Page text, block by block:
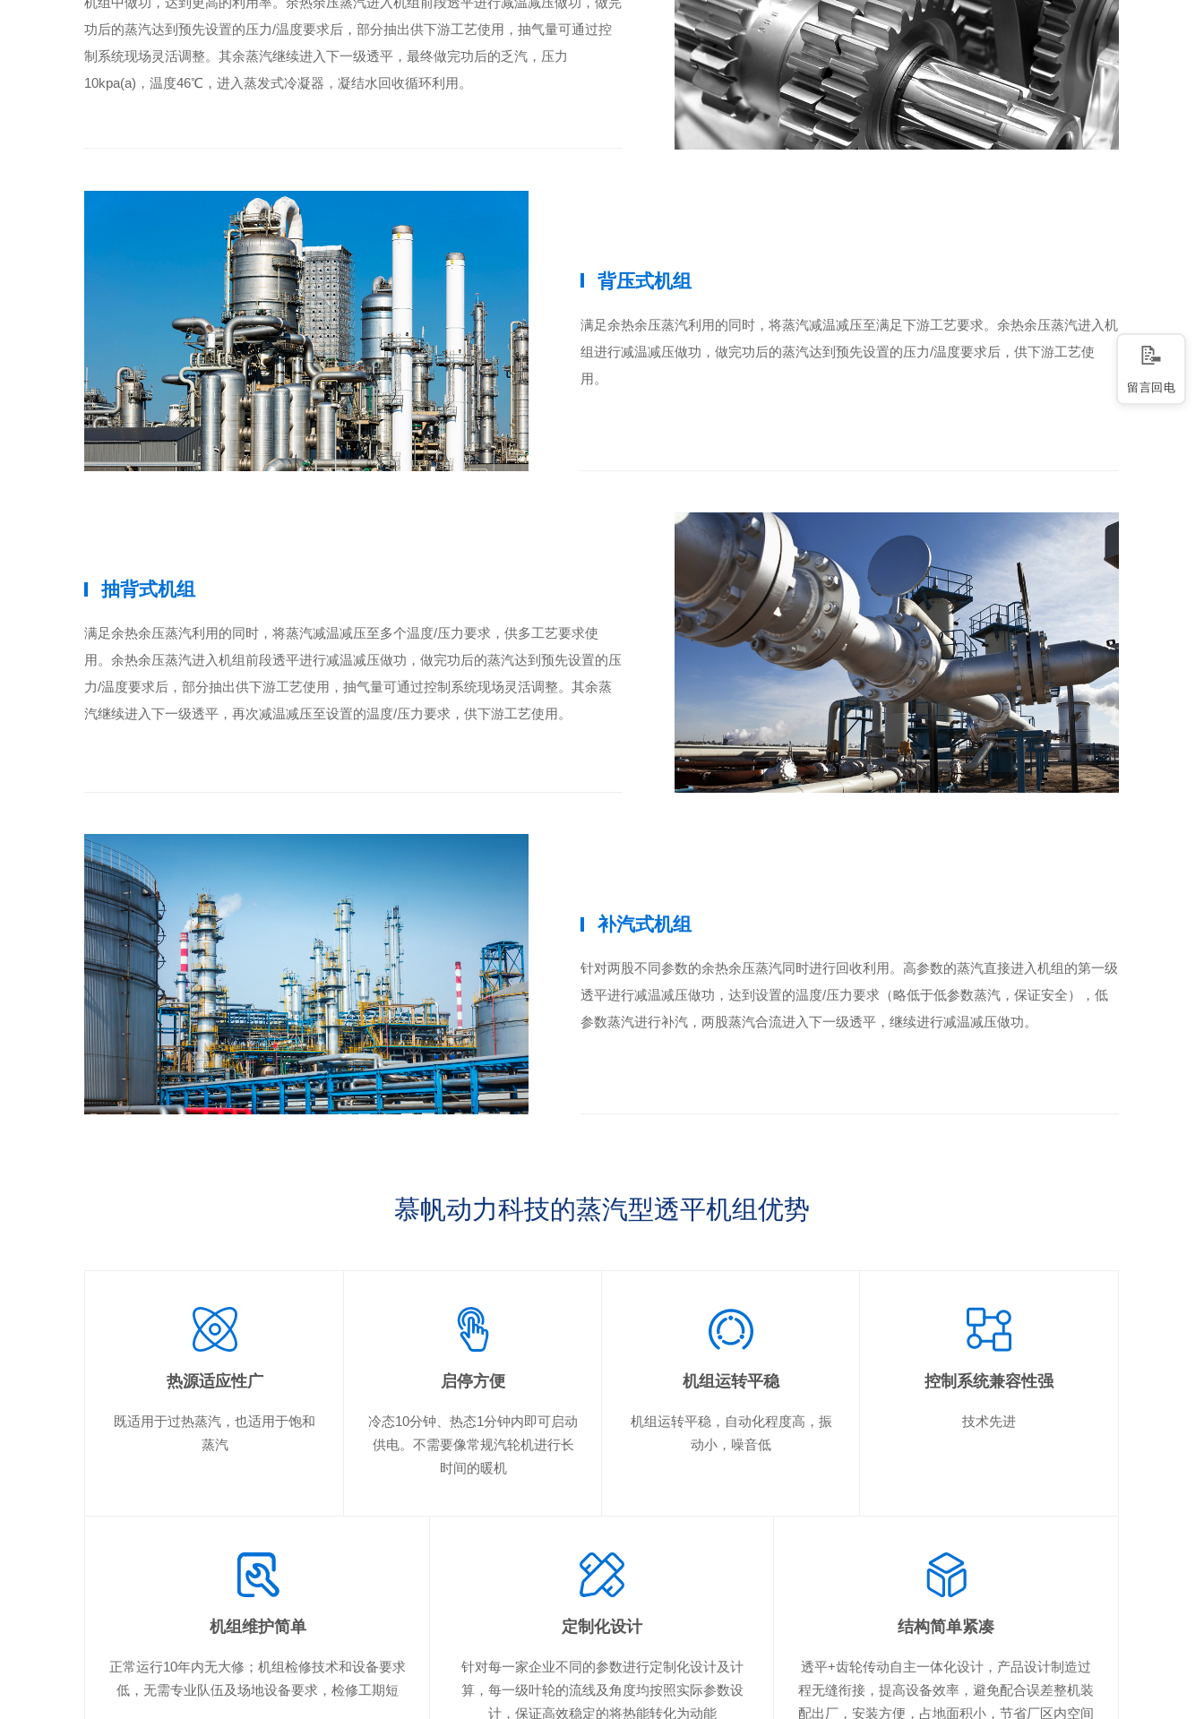
功后的蒸汽达到预先设置的压力/温度要求后，部分抽出供下游工艺使用，抽气量可通过控
制系统现场灵活调整。其余蒸汽继续进入下一级透平，最终做完功后的乏汽，压力
10kpa(a)，温度46℃，进入蒸发式冷凝器，凝结水回收循环利用。
背压式机组
满足余热余压蒸汽利用的同时，将蒸汽减温减压至满足下游工艺要求。余热余压蒸汽进入机
组进行减温减压做功，做完功后的蒸汽达到预先设置的压力/温度要求后，供下游工艺使
用。
抽背式机组
满足余热余压蒸汽利用的同时，将蒸汽减温减压至多个温度/压力要求，供多工艺要求使
用。余热余压蒸汽进入机组前段透平进行减温减压做功，做完功后的蒸汽达到预先设置的压
力/温度要求后，部分抽出供下游工艺使用，抽气量可通过控制系统现场灵活调整。其余蒸
汽继续进入下一级透平，再次减温减压至设置的温度/压力要求，供下游工艺使用。
补汽式机组
针对两股不同参数的余热余压蒸汽同时进行回收利用。高参数的蒸汽直接进入机组的第一级
透平进行减温减压做功，达到设置的温度/压力要求（略低于低参数蒸汽，保证安全），低
参数蒸汽进行补汽，两股蒸汽合流进入下一级透平，继续进行减温减压做功。
慕帆动力科技的蒸汽型透平机组优势
热源适应性广
既适用于过热蒸汽，也适用于饱和
蒸汽
启停方便
冷态10分钟、热态1分钟内即可启动
供电。不需要像常规汽轮机进行长
时间的暖机
机组运转平稳
机组运转平稳，自动化程度高，振
动小，噪音低
控制系统兼容性强
技术先进
机组维护简单
正常运行10年内无大修；机组检修技术和设备要求
低，无需专业队伍及场地设备要求，检修工期短
定制化设计
针对每一家企业不同的参数进行定制化设计及计
算，每一级叶轮的流线及角度均按照实际参数设
计，保证高效稳定的将热能转化为动能
结构简单紧凑
透平+齿轮传动自主一体化设计，产品设计制造过
程无缝衔接，提高设备效率，避免配合误差整机装
配出厂，安装方便，占地面积小，节省厂区内空间
留言回电